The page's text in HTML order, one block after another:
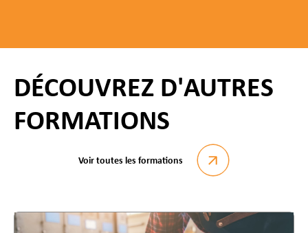
DÉCOUVREZ D'AUTRES
FORMATIONS
Voir toutes les formations